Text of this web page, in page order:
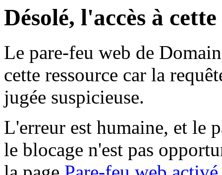
Désolé, l'accès à
Le pare-feu web de
cette ressource car la
jugée suspicieuse.
L'erreur est humaine, et le
le blocage n'est pas